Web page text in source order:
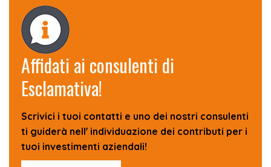
Affidati ai consulenti di
Esclamativa!
Scrivici i tuoi contatti e uno dei nostri consulenti
ti guiderà nell' individuazione dei contributi per i
tuoi investimenti aziendali!